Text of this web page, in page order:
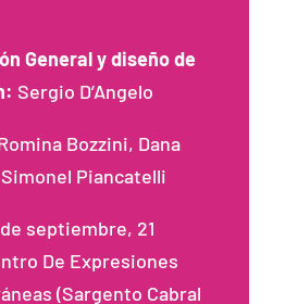
General y diseño de
Sergio D’Angelo
Bozzini, Dana
Piancatelli
septiembre, 21
De Expresiones
(Sargento Cabral